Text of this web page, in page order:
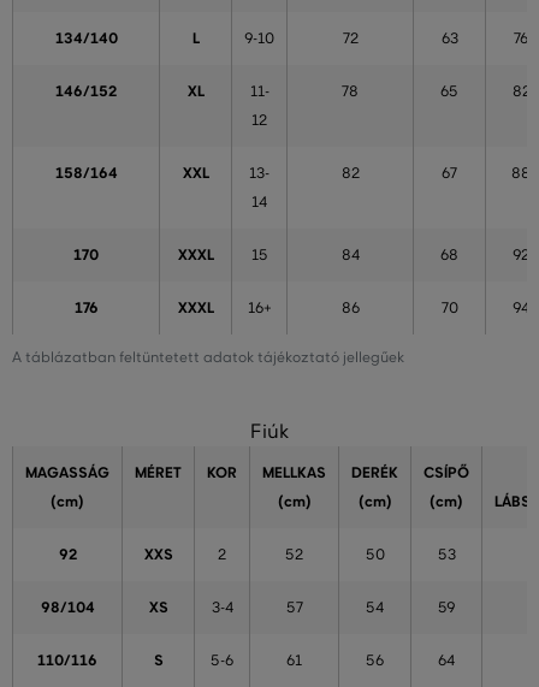
A táblázatban feltüntetett adatok tájékoztató jellegűek
134/140 L 9-10 72 63 76
146/152 XL
11-
12
78 65 82
158/164 XXL
13-
14
82 67 88
170 XXXL 15 84 68 92
176 XXXL 16+ 86 70 94
Fiúk
MAGASSÁG
(cm)
MÉRET KOR
MELLKAS
(cm)
DERÉK
(cm)
CSÍPŐ
(cm)
92 XXS 2 52 50 53
98/104 XS 3-4 57 54 59
110/116 S 5-6 61 56 64